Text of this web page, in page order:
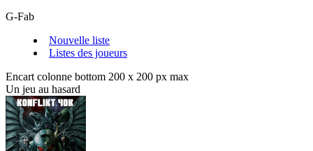
G-Fab
Nouvelle liste
Listes des joueurs
Encart colonne bottom 200 x 200 px max
Un jeu au hasard